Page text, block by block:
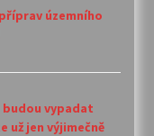
územního
budou vypadat
už jen výjimečně